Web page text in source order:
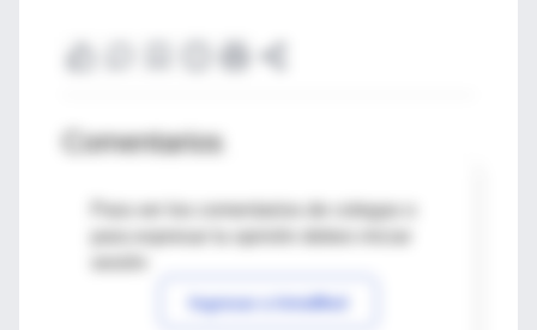
Comentarios
Para ver los comentarios de colegas o
Ingresar a IntraMed